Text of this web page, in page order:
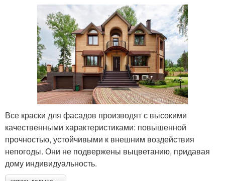
Все краски для фасадов производят с высокими
качественными характеристиками: повышенной
прочностью, устойчивыми к внешним воздействия
непогоды. Они не подвержены выцветанию, придавая
дому индивидуальность.